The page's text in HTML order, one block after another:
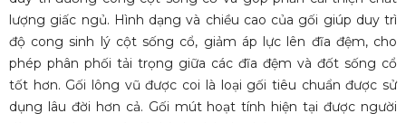
lượng giấc ngủ. Hình dạng và chiều cao của gối giúp duy trì
độ cong sinh lý cột sống cổ, giảm áp lực lên đĩa đệm, cho
phép phân phối tải trọng giữa các đĩa đệm và đốt sống cổ
tốt hơn. Gối lông vũ được coi là loại gối tiêu chuẩn được sử
dụng lâu đời hơn cả. Gối mút hoạt tính hiện tại được người